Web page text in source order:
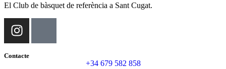
El Club de bàsquet de referència a Sant Cugat.
Contacte
+34 679 582 858